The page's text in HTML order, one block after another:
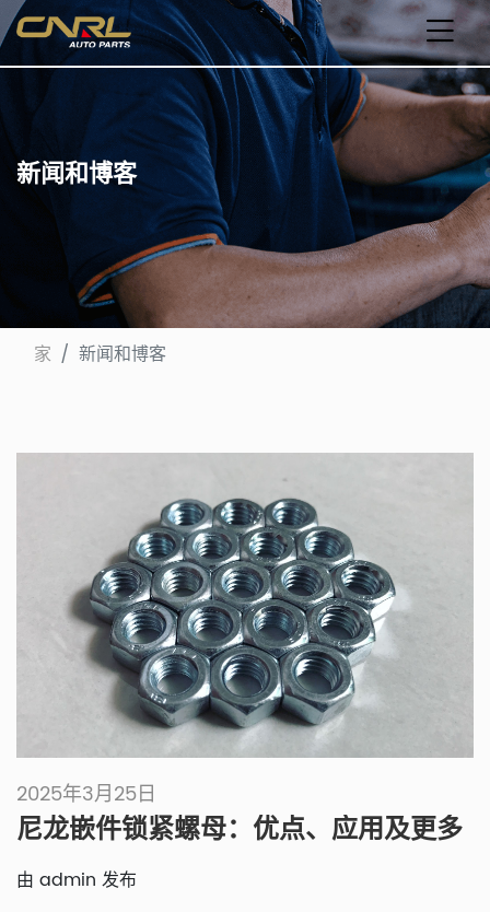
新闻和博客
家 新闻和博客
2025年3月25日
尼龙嵌件锁紧螺母：优点、应用及更多
由 admin 发布